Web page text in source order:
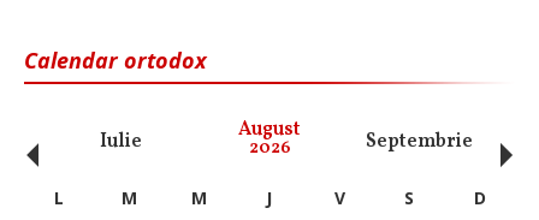
Calendar ortodox
Iulie August
2026 Septembrie
‹ L M M J V S
D